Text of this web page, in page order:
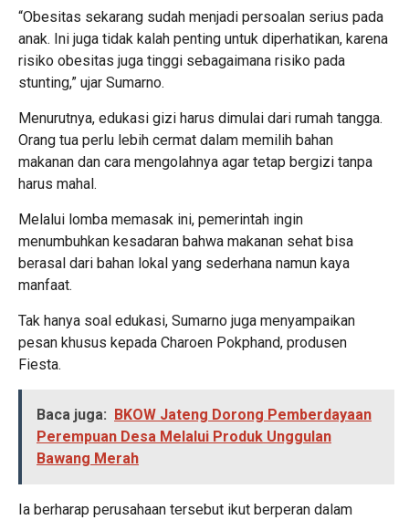
“Obesitas sekarang sudah menjadi persoalan serius pada
anak. Ini juga tidak kalah penting untuk diperhatikan, karena
risiko obesitas juga tinggi sebagaimana risiko pada
stunting,” ujar Sumarno.
Menurutnya, edukasi gizi harus dimulai dari rumah tangga.
Orang tua perlu lebih cermat dalam memilih bahan
makanan dan cara mengolahnya agar tetap bergizi tanpa
harus mahal.
Melalui lomba memasak ini, pemerintah ingin
menumbuhkan kesadaran bahwa makanan sehat bisa
berasal dari bahan lokal yang sederhana namun kaya
manfaat.
Tak hanya soal edukasi, Sumarno juga menyampaikan
pesan khusus kepada Charoen Pokphand, produsen
Fiesta.
Baca juga: BKOW Jateng Dorong Pemberdayaan
Perempuan Desa Melalui Produk Unggulan
Bawang Merah
Ia berharap perusahaan tersebut ikut berperan dalam